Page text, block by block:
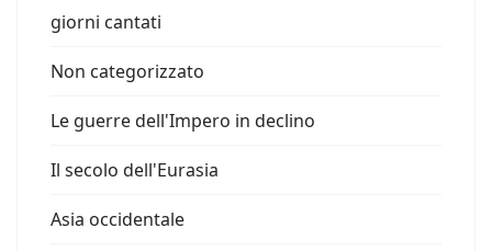
giorni cantati
Non categorizzato
Le guerre dell'Impero in declino
Il secolo dell'Eurasia
Asia occidentale